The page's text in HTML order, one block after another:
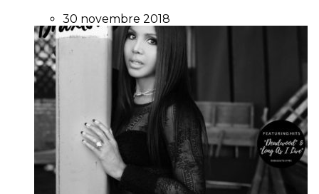
30 novembre 2018